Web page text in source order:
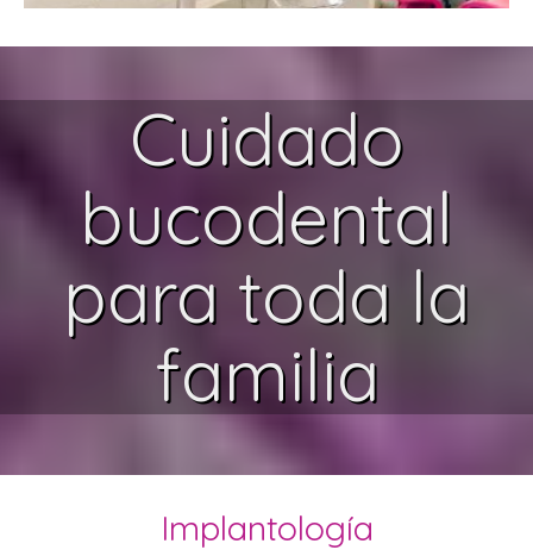
Cuidado
bucodental
para toda la
familia
Implantología